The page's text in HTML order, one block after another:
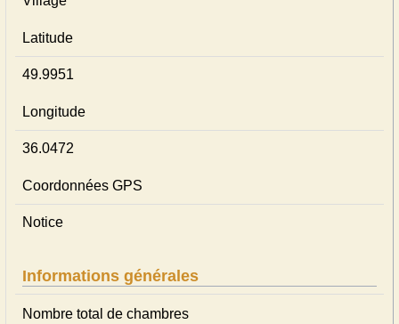
Latitude
49.9951
Longitude
36.0472
Coordonnées GPS
Notice
Informations générales
Nombre total de chambres